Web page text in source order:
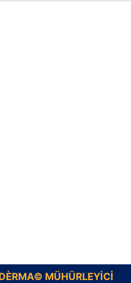
MÜHÜRLEYİCİ